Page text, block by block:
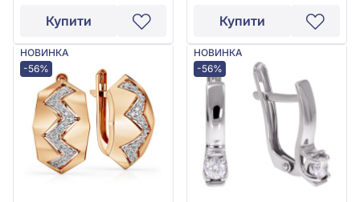
Купити Купити
НОВИНКА
-56%
НОВИНКА
-56%